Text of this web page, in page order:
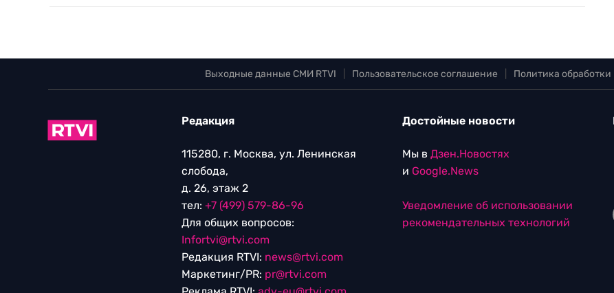
Выходные данные СМИ RTVI Пользовательское соглашение Политика
Редакция
115280, г. Москва, ул. Ленинская
слобода,
д. 26, этаж 2
тел: +7 (499) 579-86-96
Для общих вопросов:
Infortvi@rtvi.com
Редакция RTVI: news@rtvi.com
Маркетинг/PR: pr@rtvi.com
Достойные новости
Мы в Дзен.Новостях
и Google.News
Уведомление об использовании
рекомендательных технологий